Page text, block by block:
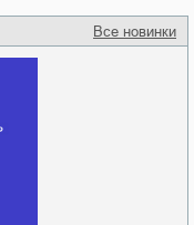
Все новинки